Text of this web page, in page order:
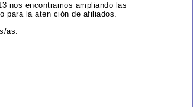
nos encontramos ampliando las
para la aten ción de afiliados.
as.